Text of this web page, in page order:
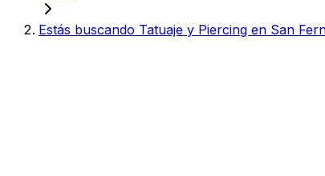
Estás buscando Tatuaje y Piercing en San